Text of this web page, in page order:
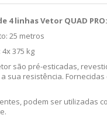
4 linhas Vetor QUAD PRO:
25 metros
375 kg
são pré-esticadas,
sua resistência.
podem ser utilizadas